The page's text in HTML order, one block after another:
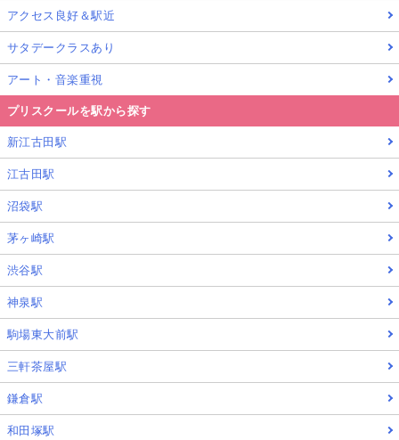
アクセス良好＆駅近
サタデークラスあり
アート・音楽重視
プリスクールを駅から探す
新江古田駅
江古田駅
沼袋駅
茅ヶ崎駅
渋谷駅
神泉駅
駒場東大前駅
三軒茶屋駅
鎌倉駅
和田塚駅